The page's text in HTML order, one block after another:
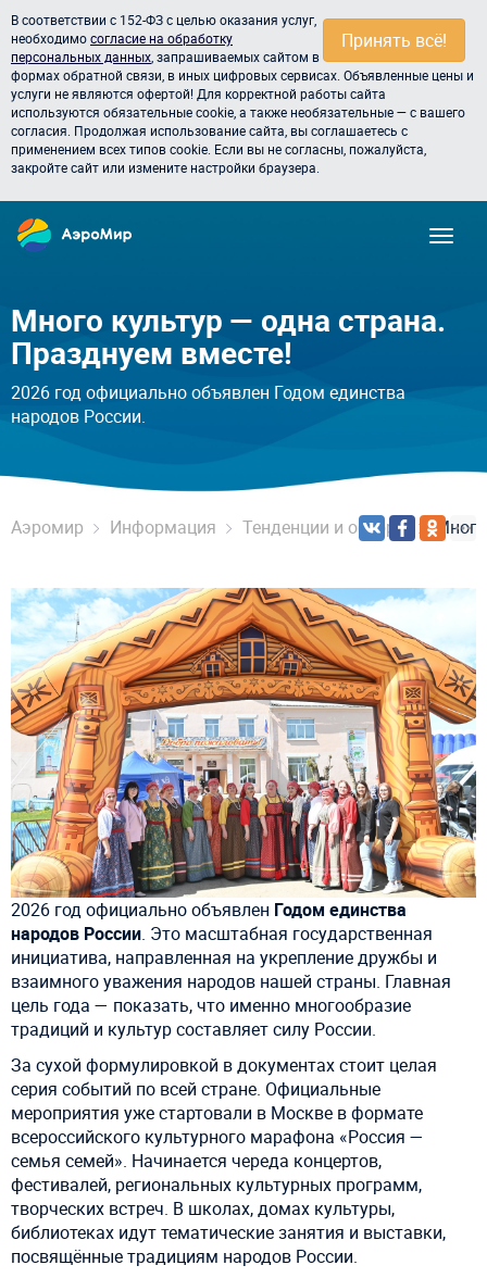
Принять всё!
В соответствии с 152-ФЗ с целью оказания услуг,
необходимосогласие на обработку
персональных данных , запрашиваемых сайтом в
формах обратной связи, в иных цифровых сервисах. Объявленные цены и
услуги не являются офертой! Для корректной работы сайта
используются обязательные cookie, а также необязательные — с вашего
согласия. Продолжая использование сайта, вы соглашаетесь с
применением всех типов cookie. Если вы не согласны, пожалуйста,
закройте сайт или измените настройки браузера.
Много культур — одна страна.
Празднуем вместе!
2026 год официально объявлен Годом единства
народов России.
Аэромир Информация Тенденции и обзоры
2026 год официально объявлен Годом единства
народов России. Это масштабная государственная
инициатива, направленная на укрепление дружбы и
взаимного уважения народов нашей страны. Главная
цель года — показать, что именно многообразие
традиций и культур составляет силу России.
За сухой формулировкой в документах стоит целая
серия событий по всей стране. Официальные
мероприятия уже стартовали в Москве в формате
всероссийского культурного марафона «Россия —
семья семей». Начинается череда концертов,
фестивалей, региональных культурных программ,
творческих встреч. В школах, домах культуры,
библиотеках идут тематические занятия и выставки,
посвящённые традициям народов России.